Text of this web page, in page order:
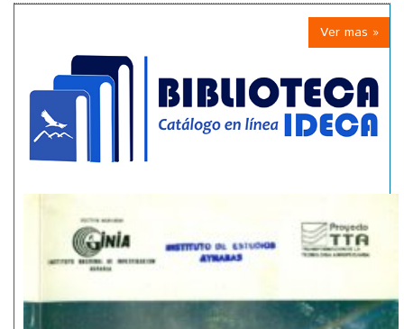
Ver mas »